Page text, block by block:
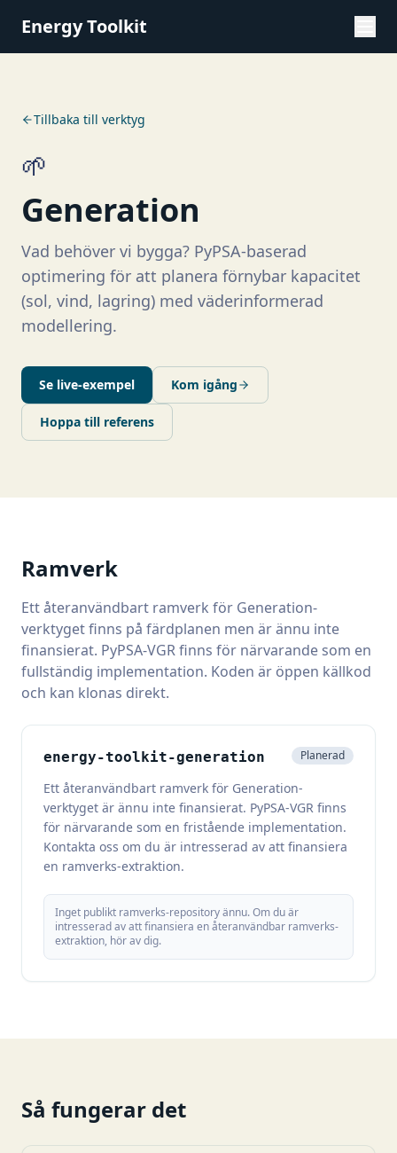
Energy Toolkit
Tillbaka till verktyg
🌱
Generation
Vad behöver vi bygga? PyPSA-baserad
optimering för att planera förnybar kapacitet
(sol, vind, lagring) med väderinformerad
modellering.
Se live-exempel Kom igång
Hoppa till referens
Ramverk
Ett återanvändbart ramverk för Generation-
verktyget finns på färdplanen men är ännu inte
finansierat. PyPSA-VGR finns för närvarande som en
fullständig implementation. Koden är öppen källkod
och kan klonas direkt.
energy-toolkit-generation Planerad
Ett återanvändbart ramverk för Generation-
verktyget är ännu inte finansierat. PyPSA-VGR finns
för närvarande som en fristående implementation.
Kontakta oss om du är intresserad av att finansiera
en ramverks-extraktion.
Inget publikt ramverks-repository ännu. Om du är
intresserad av att finansiera en återanvändbar ramverks-
extraktion, hör av dig.
Så fungerar det